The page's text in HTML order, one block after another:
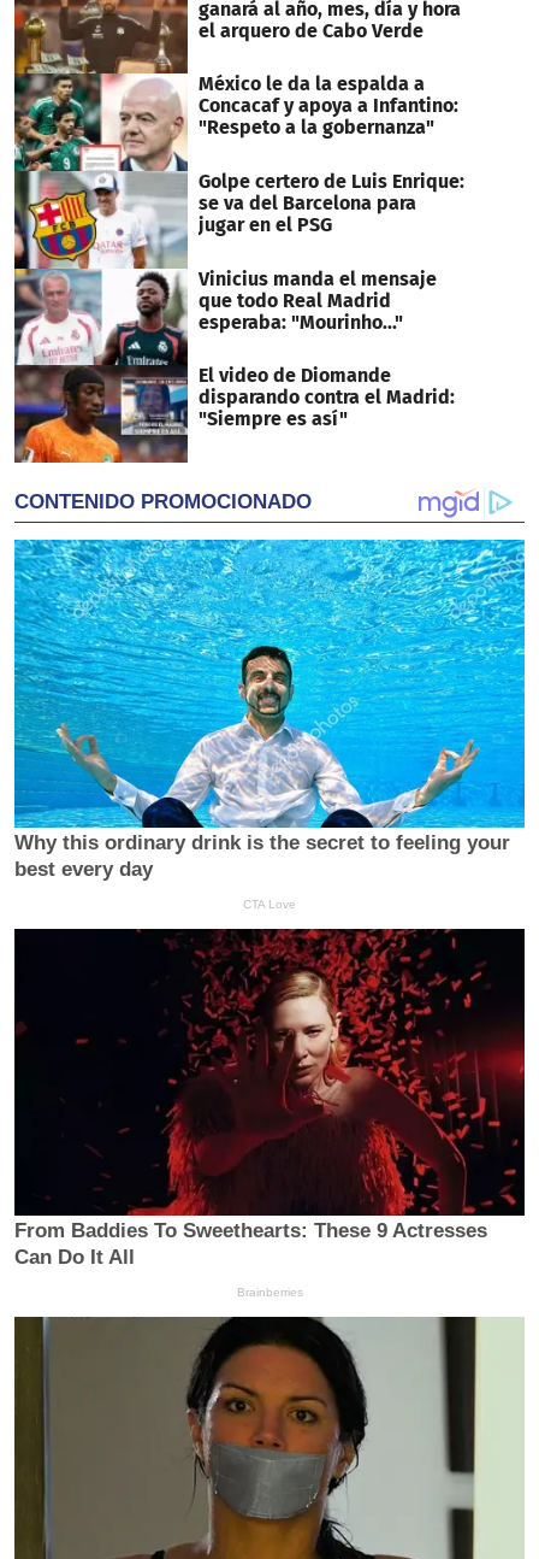
ganará al año, mes, día y hora
el arquero de Cabo Verde
México le da la espalda a
Concacaf y apoya a Infantino:
"Respeto a la gobernanza"
Golpe certero de Luis Enrique:
se va del Barcelona para
jugar en el PSG
Vinicius manda el mensaje
que todo Real Madrid
esperaba: "Mourinho..."
El video de Diomande
disparando contra el Madrid:
"Siempre es así"